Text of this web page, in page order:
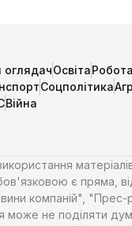
оглядачОсвітаРобота
Соцполітика
Війна
є пряма,
компаній",
може не поділяти